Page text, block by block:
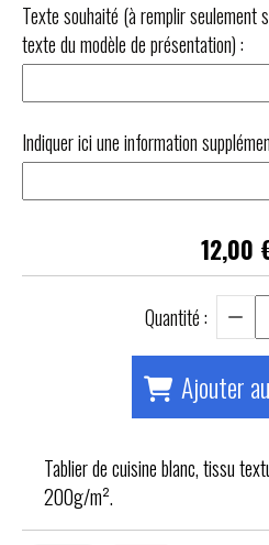
Texte souhaité (à remplir seulement
texte du modèle de présentation) :
Indiquer ici une information
12,00
Quantité :
Ajouter
Tablier de cuisine blanc, tissu
200g/m².